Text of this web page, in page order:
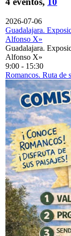
2026-07-06
Guadalajara.
Alfonso X»
Guadalajara.
Alfonso X»
9:00 - 15:30
Romancos. Ruta de